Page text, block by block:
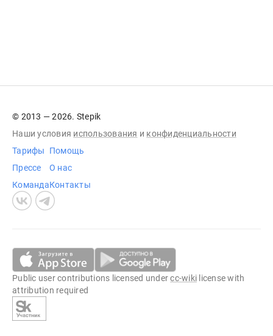
© 2013 — 2026. Stepik
Наши условия использования и конфиденциальности
Тарифы
Прессе
Команда
Помощь
О нас
Контакты
Public user contributions licensed undercc-wiki license with
attribution required